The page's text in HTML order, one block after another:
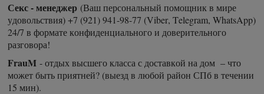
Секс - менеджер (Ваш персональный помощник в мире
удовольствия) +7 (921) 941-98-77 (Viber, Telegram, WhatsApp)
24/7 в формате конфиденциального и доверительного
разговора!
FrauM- отдых высшего класса с доставкой на дом – что
может быть приятней? (выезд в любой район СПб в течении
15 мин).